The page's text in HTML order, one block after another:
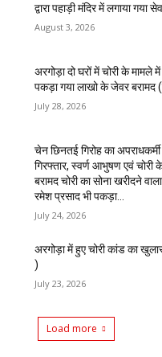
द्वारा पहाड़ी मंदिर में लगाया गया
August 3, 2026
अरगोड़ा दो घरों में चोरी के मामले
पकड़ा गया लाखो के जेवर बरामद
July 28, 2026
चेन छिनतई गिरोह का अपराधकर्मी
गिरफ्तार, स्वर्ण आभुषण एवं चोरी
बरामद चोरी का सोना खरीदने
रमेश प्रसाद भी पकड़ा...
July 24, 2026
अरगोड़ा में हुए चोरी कांड का
)
July 23, 2026
Load more